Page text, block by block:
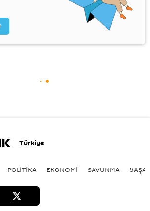
Türkiye
POLİTİKA EKONOMİ SAVUNMA